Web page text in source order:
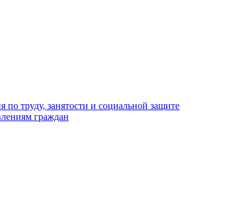
труду, занятости и социальной защите
граждан